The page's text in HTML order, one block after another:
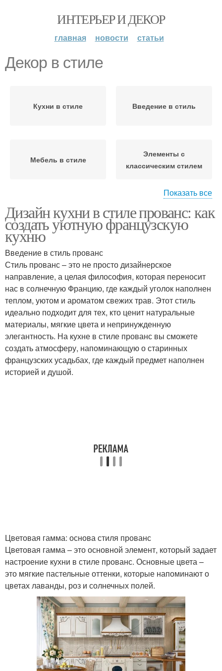
ИНТЕРЬЕР И ДЕКОР
главная новости статьи
Декор в стиле
Кухни в стиле Введение в стиль
Мебель в стиле
Элементы с
классическим стилем
Кухни в прованском
стиле
Показать все
Дизайн кухни в стиле прованс: как
создать уютную французскую
кухню
Введение в стиль прованс
Стиль прованс – это не просто дизайнерское
направление, а целая философия, которая переносит
нас в солнечную Францию, где каждый уголок наполнен
теплом, уютом и ароматом свежих трав. Этот стиль
идеально подходит для тех, кто ценит натуральные
материалы, мягкие цвета и непринужденную
элегантность. На кухне в стиле прованс вы сможете
создать атмосферу, напоминающую о старинных
французских усадьбах, где каждый предмет наполнен
историей и душой.
Цветовая гамма: основа стиля прованс
Цветовая гамма – это основной элемент, который задает
настроение кухни в стиле прованс. Основные цвета –
это мягкие пастельные оттенки, которые напоминают о
цветах лаванды, роз и солнечных полей.